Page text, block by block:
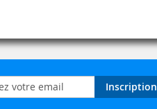
Inscription